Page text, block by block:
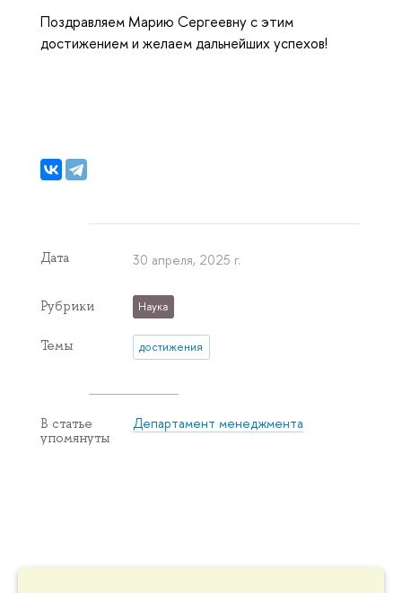
Поздравляем Марию Сергеевну с этим
достижением и желаем дальнейших успехов!
Дата 30 апреля, 2025 г.
Рубрики Наука
Темы достижения
В статье
упомянуты
Департамент менеджмента